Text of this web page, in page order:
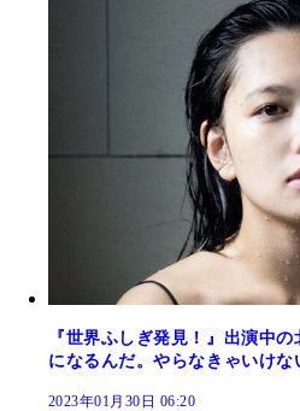
『世界ふしぎ発見！』出演中
になるんだ。やらなきゃいけな
2023年01月30日 06:20